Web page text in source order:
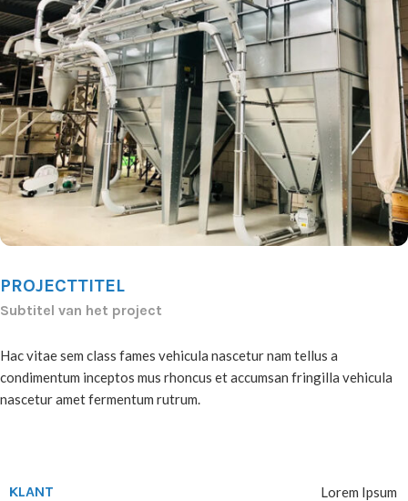
PROJECTTITEL
Subtitel van het project
Hac vitae sem class fames vehicula nascetur nam tellus a
condimentum inceptos mus rhoncus et accumsan fringilla vehicula
nascetur amet fermentum rutrum.
KLANT Lorem Ipsum